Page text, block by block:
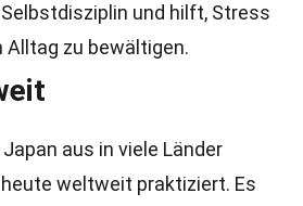
und hilft, Stress
Alltag zu bewältigen.
aus in viele Länder
weltweit praktiziert. Es